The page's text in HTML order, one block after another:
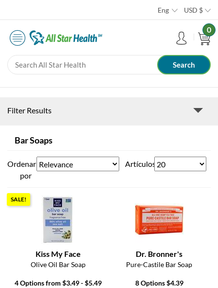
Eng USD $
0
Filter Results
Bar Soaps
Ordenar
por
Artículos
SALE!
Kiss My Face
Olive Oil Bar Soap
4 Options from $3.49 - $5.49
Dr. Bronner's
Pure-Castile Bar Soap
8 Options $4.39